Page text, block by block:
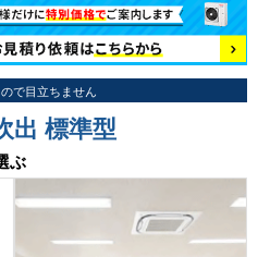
で目立ちません
出 標準型
ぶ